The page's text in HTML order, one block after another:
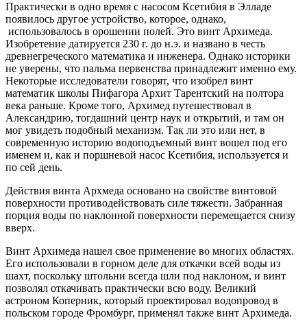
Практически в одно время с насосом Ксетибия в Элладе
появилось другое устройство, которое, однако,
использовалось в орошении полей. Это винт Архимеда.
Изобретение датируется 230 г. до н.э. и названо в честь
древнегреческого математика и инженера. Однако историки
не уверены, что пальма первенства принадлежит именно ему.
Некоторые исследователи говорят, что изобрел винт
математик школы Пифагора Архит Тарентский на полтора
века раньше. Кроме того, Архимед путешествовал в
Александрию, тогдашний центр наук и открытий, и там он
мог увидеть подобный механизм. Так ли это или нет, в
современную историю водоподъемный винт вошел под его
именем и, как и поршневой насос Ксетибия, используется и
по сей день.
Действия винта Архмеда основано на свойстве винтовой
поверхности противодействовать силе тяжести. Забранная
порция воды по наклонной поверхности перемещается снизу
вверх.
Винт Архимеда нашел свое применение во многих областях.
Его использовали в горном деле для откачки всей воды из
шахт, поскольку штольни всегда шли под наклоном, и винт
позволял откачивать практически всю воду. Великий
астроном Коперник, который проектировал водопровод в
польском городе Фромбург, применял также винт Архимеда.